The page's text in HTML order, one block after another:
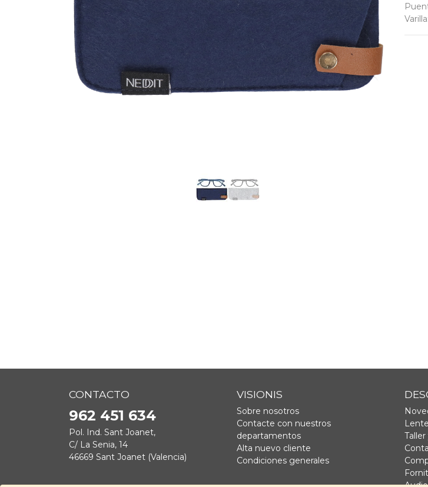
Varilla
CONTACTO
962 451 634
Pol. Ind. Sant Joanet,
C/ La Senia, 14
46669 Sant Joanet (Valencia)
VISIONIS
Sobre nosotros
Contacte con nuestros
departamentos
Alta nuevo cliente
Condiciones generales